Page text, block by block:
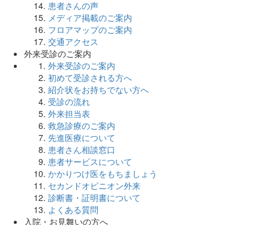
患者さんの声
メディア掲載のご案内
フロアマップのご案内
交通アクセス
外来受診のご案内
外来受診のご案内
初めて受診される方へ
紹介状をお持ちでない方へ
受診の流れ
外来担当表
救急診療のご案内
先進医療について
患者さん相談窓口
患者サービスについて
かかりつけ医をもちましょう
セカンドオピニオン外来
診断書・証明書について
よくある質問
入院・お見舞いの方へ